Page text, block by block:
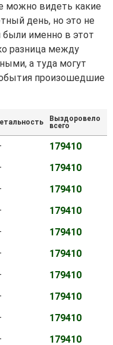
можно видеть какие
день, но это не
были именно в этот
разница между
а туда могут
произошедшие
Выздоровело
всего
179410
179410
179410
179410
179410
179410
179410
179410
179410
179410